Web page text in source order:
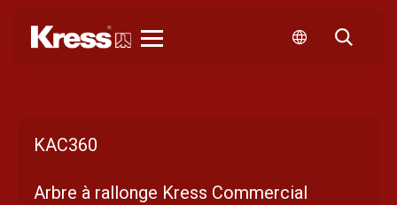
KAC360
Arbre à rallonge Kress Commercial